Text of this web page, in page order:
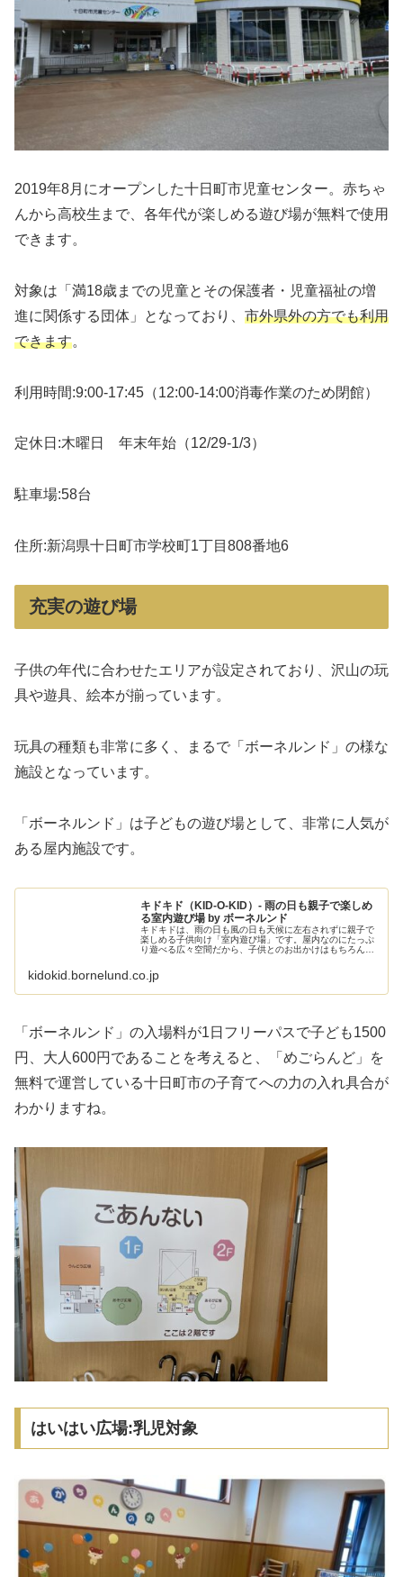
2019年8月にオープンした十日町市児童センター。赤ちゃ
んから高校生まで、各年代が楽しめる遊び場が無料で使用
できます。
対象は「満18歳までの児童とその保護者・児童福祉の増
進に関係する団体」となっており、 市外県外の方でも利用
できます。
利用時間:9:00-17:45（12:00-14:00消毒作業のため閉館）
定休日:木曜日 年末年始（12/29-1/3）
駐車場:58台
住所:新潟県十日町市学校町1丁目808番地6
充実の遊び場
子供の年代に合わせたエリアが設定されており、沢山の玩
具や遊具、絵本が揃っています。
玩具の種類も非常に多く、まるで「ボーネルンド」の様な
施設となっています。
「ボーネルンド」は子どもの遊び場として、非常に人気が
ある屋内施設です。
キドキド（KID-O-KID）- 雨の日も親子で楽しめ
る室内遊び場 by ボーネルンド
キドキドは、雨の日も風の日も天候に左右されずに親子で
楽しめる子供向け「室内遊び場」です。屋内なのにたっぷ
り遊べる広々空間だから、子供とのお出かけはもちろん、
kidokid.bornelund.co.jp
「ボーネルンド」の入場料が1日フリーパスで子ども1500
円、大人600円であることを考えると、「めごらんど」を
無料で運営している十日町市の子育てへの力の入れ具合が
わかりますね。
はいはい広場:乳児対象